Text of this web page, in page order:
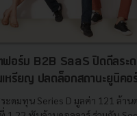
อร์ม B2B SaaS ปิดดีลระ
หรียญ ปลดล็อกสถานะยูนิคอร์
ะดมทุน Series D มูลค่า 121 ล้าน